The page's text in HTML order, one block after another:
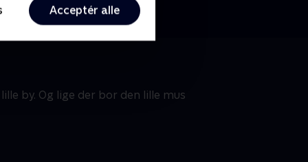
Acceptér alle
by. Og lige der bor den lille mus